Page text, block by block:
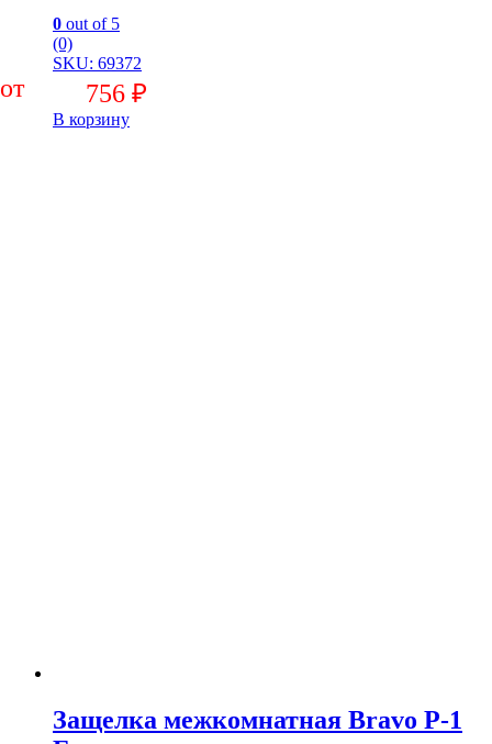
0 out of 5
(0)
SKU: 69372
756 ₽
В корзину
Защелка межкомнатная Bravo P-1